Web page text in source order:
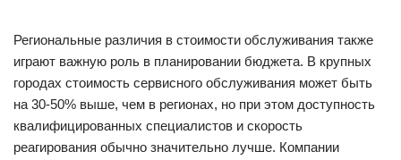
Региональные различия в стоимости обслуживания также
играют важную роль в планировании бюджета. В крупных
городах стоимость сервисного обслуживания может быть
на 30-50% выше, чем в регионах, но при этом доступность
квалифицированных специалистов и скорость
реагирования обычно значительно лучше. Компании